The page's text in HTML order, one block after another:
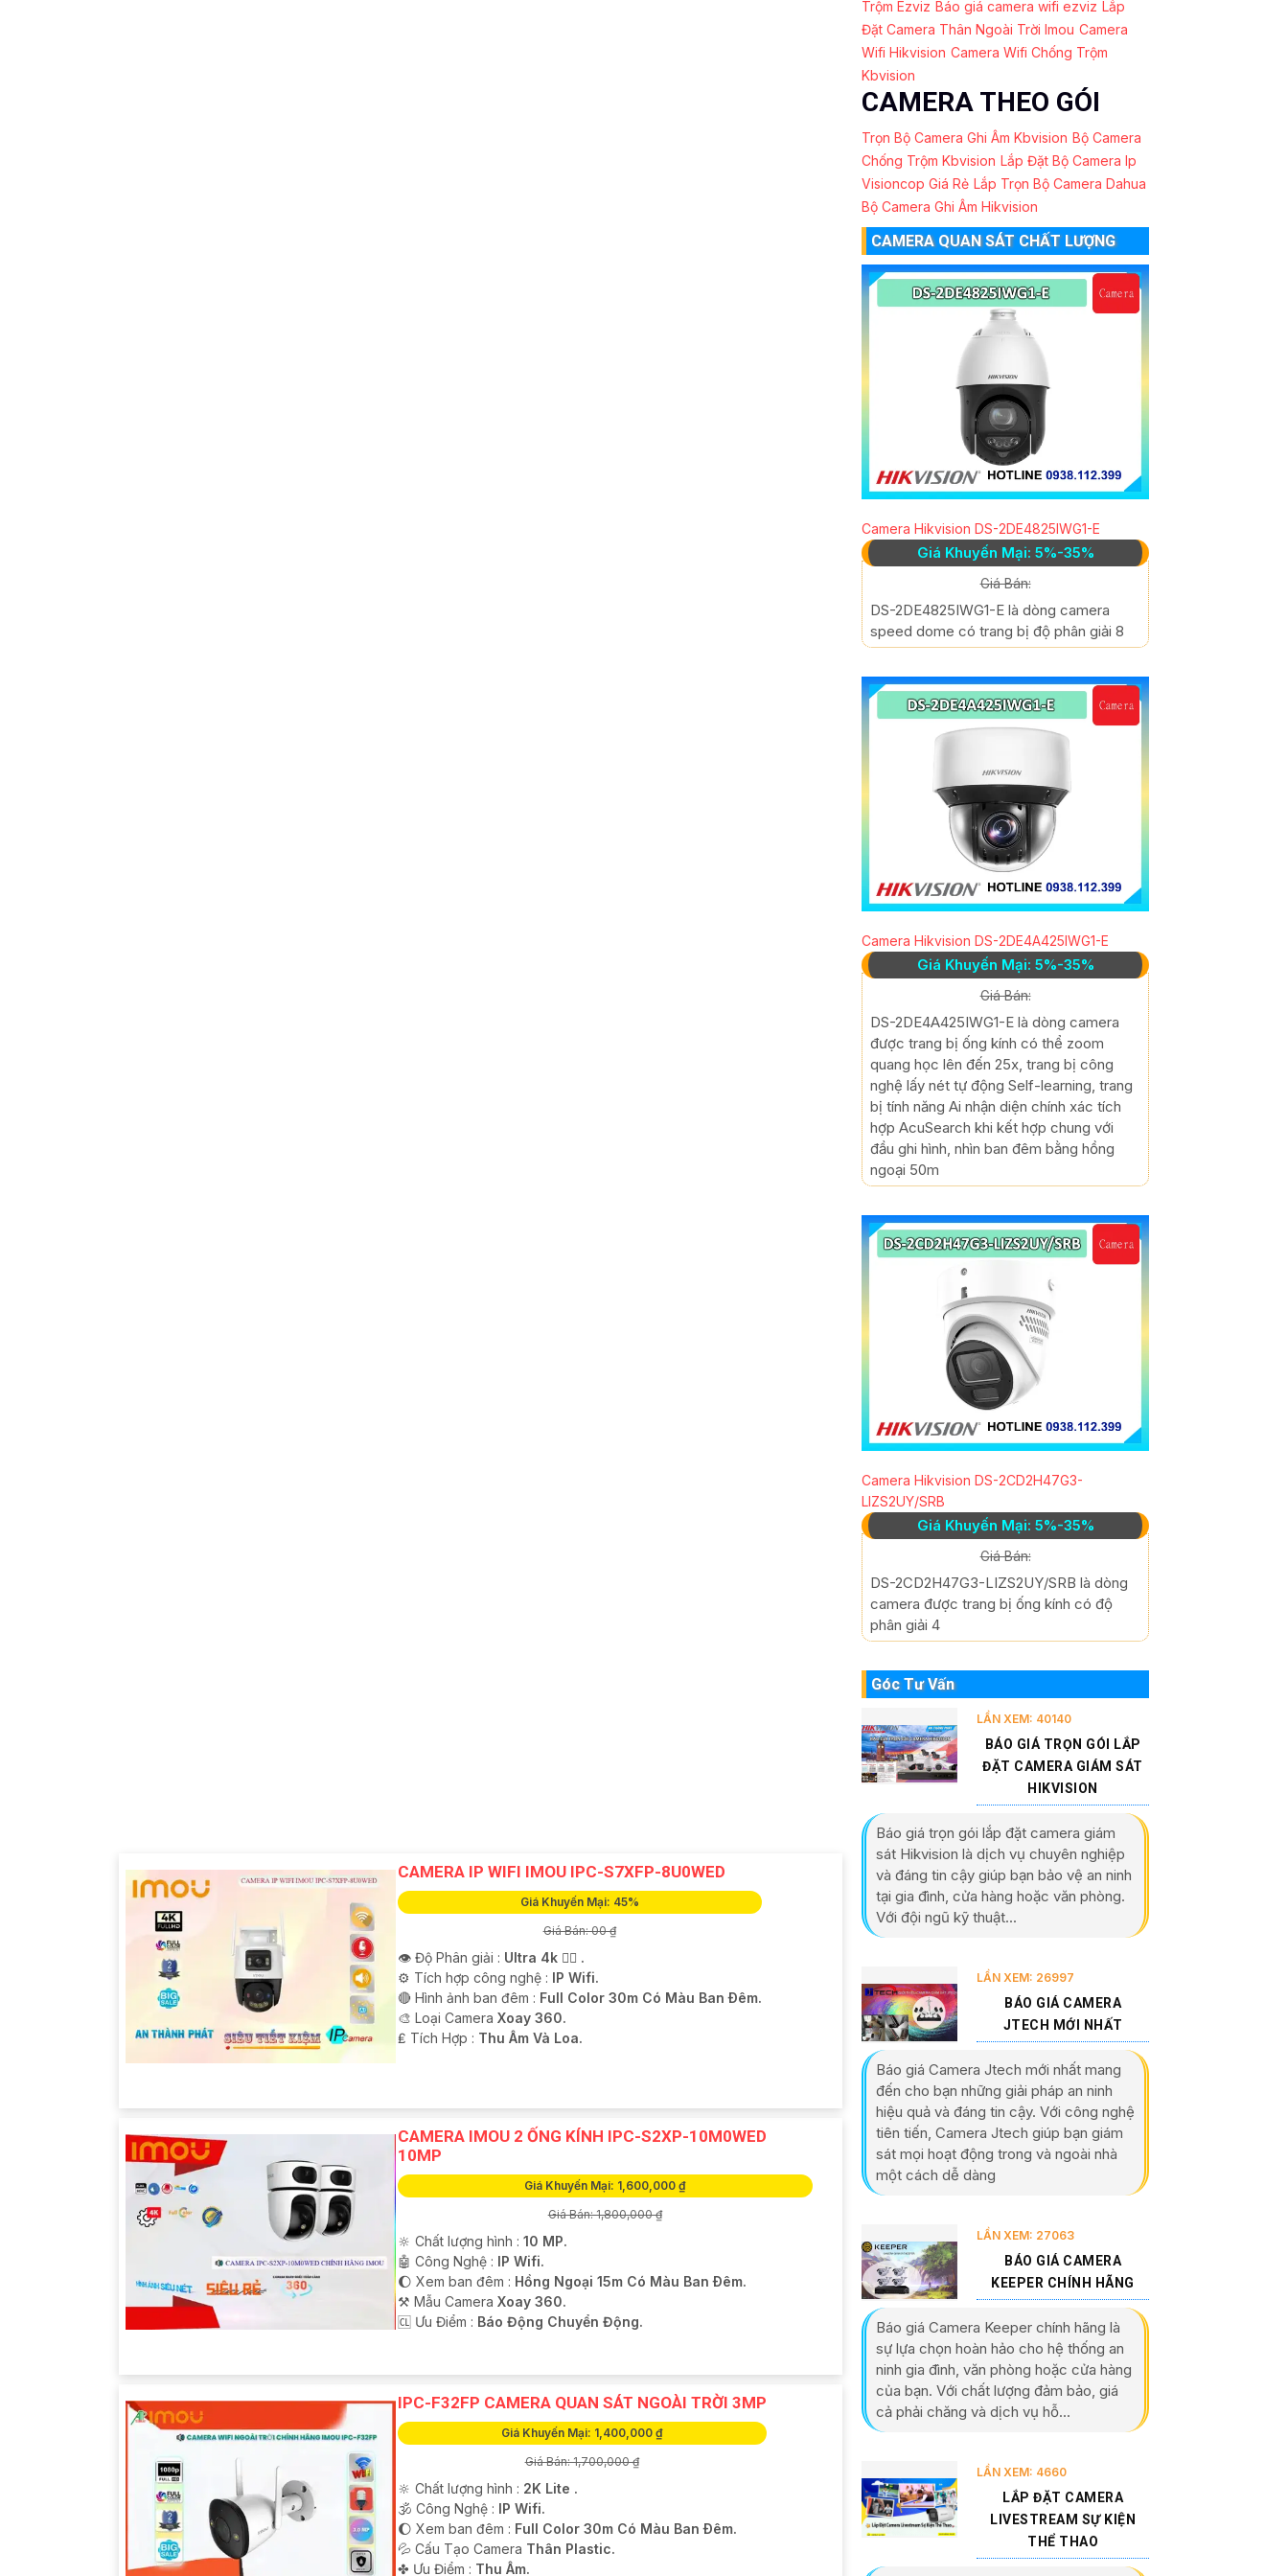
CAMERA IP WIFI IMOU IPC-S7XFP-8U0WED
Giá Khuyến Mại: 45%
Giá Bán: 00 ₫
👁 Độ Phân giải : Ultra 4k 👍🏾 .
⚙ Tích hợp công nghệ : IP Wifi.
🔴 Hình ảnh ban đêm : Full Color 30m Có Màu Ban Ðêm.
🎨 Loại Camera Xoay 360.
️₤ Tích Hợp : Thu Âm Và Loa.
CAMERA IMOU 2 ỐNG KÍNH IPC-S2XP-10M0WED
10MP
Giá Khuyến Mại: 1,600,000 ₫
Giá Bán: 1,800,000 ₫
🔆 Chất lượng hình : 10 MP.
🤖️ Công Nghệ :
IP Wifi.
🌔 Xem ban đêm : Hồng Ngoại 15m Có Màu Ban Ðêm.
⚒ Mẫu Camera Xoay 360.
️🆑 Ưu Điểm : Báo Động Chuyển Động.
IPC-F32FP CAMERA QUAN SÁT NGOÀI TRỜI 3MP
Giá Khuyến Mại: 1,400,000 ₫
Giá Bán: 1,700,000 ₫
🔆 Chất lượng hình : 2K Lite .
🕉️ Công Nghệ :
IP Wifi.
🌔 Xem ban đêm : Full Color 30m Có Màu Ban Ðêm.
💦 Cấu Tạo Camera Thân Plastic.
️✤ Ưu Điểm : Thu Âm.
Trộm Ezviz Báo giá camera wifi ezviz Lắp
Đặt Camera Thân Ngoài Trời Imou Camera
Wifi Hikvision Camera Wifi Chống Trộm
Kbvision
CAMERA THEO GÓI
Trọn Bộ Camera Ghi Âm Kbvision Bộ Camera
Chống Trộm Kbvision Lắp Đặt Bộ Camera Ip
Visioncop Giá Rẻ Lắp Trọn Bộ Camera Dahua
Bộ Camera Ghi Âm Hikvision
CAMERA QUAN SÁT CHẤT LƯỢNG
Camera Hikvision DS-2DE4825IWG1-E
Giá Khuyến Mại: 5%-35%
Giá Bán:
DS-2DE4825IWG1-E là dòng camera
speed dome có trang bị độ phân giải 8
Camera Hikvision DS-2DE4A425IWG1-E
Giá Khuyến Mại: 5%-35%
Giá Bán:
DS-2DE4A425IWG1-E là dòng camera
được trang bị ống kính có thể zoom
quang học lên đến 25x, trang bị công
nghệ lấy nét tự động Self-learning, trang
bị tính năng Ai nhận diện chính xác tích
hợp AcuSearch khi kết hợp chung với
đầu ghi hình, nhìn ban đêm bằng hồng
ngoại 50m
Camera Hikvision DS-2CD2H47G3-
LIZS2UY/SRB
Giá Khuyến Mại: 5%-35%
Giá Bán:
DS-2CD2H47G3-LIZS2UY/SRB là dòng
camera được trang bị ống kính có độ
phân giải 4
Góc Tư Vấn
LẦN XEM: 40140
BÁO GIÁ TRỌN GÓI LẮP
ĐẶT CAMERA GIÁM SÁT
HIKVISION
Báo giá trọn gói lắp đặt camera giám
sát Hikvision là dịch vụ chuyên nghiệp
và đáng tin cậy giúp bạn bảo vệ an ninh
tại gia đình, cửa hàng hoặc văn phòng.
Với đội ngũ kỹ thuật...
LẦN XEM: 26997
BÁO GIÁ CAMERA
JTECH MỚI NHẤT
Báo giá Camera Jtech mới nhất mang
đến cho bạn những giải pháp an ninh
hiệu quả và đáng tin cậy. Với công nghệ
tiên tiến, Camera Jtech giúp bạn giám
sát mọi hoạt động trong và ngoài nhà
một cách dễ dàng
LẦN XEM: 27063
BÁO GIÁ CAMERA
KEEPER CHÍNH HÃNG
Báo giá Camera Keeper chính hãng là
sự lựa chọn hoàn hảo cho hệ thống an
ninh gia đình, văn phòng hoặc cửa hàng
của bạn. Với chất lượng đảm bảo, giá
cả phải chăng và dịch vụ hỗ...
LẦN XEM: 4660
LẮP ĐẶT CAMERA
LIVESTREAM SỰ KIỆN
THỂ THAO